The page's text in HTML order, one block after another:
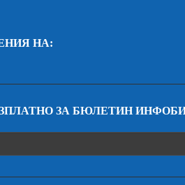
НА:
ЗА БЮЛЕТИН